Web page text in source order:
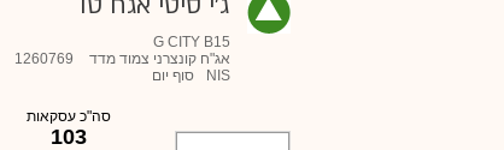
G CITY B15
אג"ח קונצרני צמוד מדד
1260769
NIS
סוף יום
סה"כ עסקאות
103